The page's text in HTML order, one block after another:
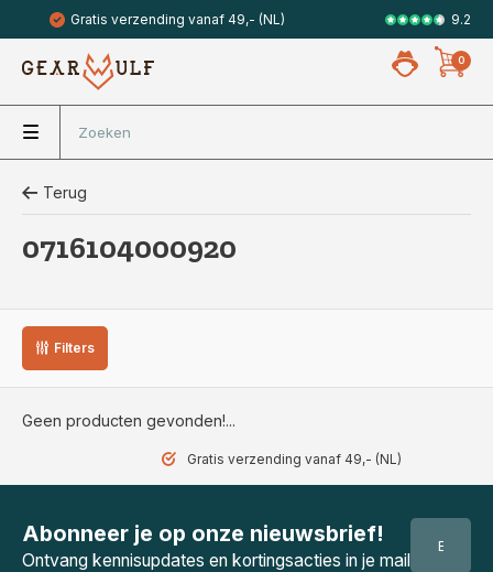
Gratis verzending vanaf 49,- (NL) Veilig met
9.2
0
Terug
0716104000920
Filters
Geen producten gevonden!...
Gratis verzending vanaf 49,- (NL)
Abonneer je op onze nieuwsbrief!
Ontvang kennisupdates en kortingsacties in je mail